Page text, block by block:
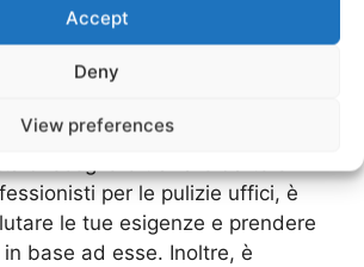
Accept
Deny
View preferences
benessere dei tuoi dipendenti.
a professionisti ti permette di
e di concentrarti sul tuo
per le pulizie uffici, è
le tue esigenze e prendere
base ad esse. Inoltre, è